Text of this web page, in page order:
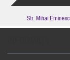
Str. Mihai